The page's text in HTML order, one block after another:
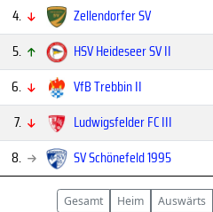
4.
Zellendorfer SV
5.
HSV Heideseer SV II
6.
VfB Trebbin II
7.
Ludwigsfelder FC III
8.
SV Schönefeld 1995
Gesamt Heim Auswärts